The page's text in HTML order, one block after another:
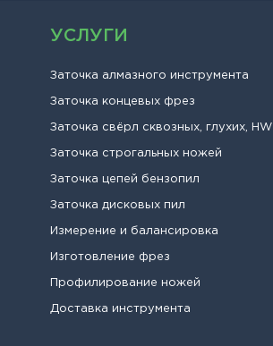
УСЛУГИ
Заточка алмазного инструмента
Заточка концевых фрез
Заточка свёрл сквозных, глухих, HW
Заточка строгальных ножей
Заточка цепей бензопил
Заточка дисковых пил
Измерение и балансировка
Изготовление фрез
Профилирование ножей
Доставка инструмента